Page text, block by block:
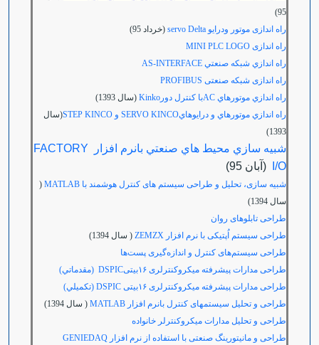
95)
راه اندازی موتور ودرایو servo Delta
(خرداد 95)
راه اندازی MINI PLC LOGO
راه اندازي شبکه صنعتي AS-INTERFACE
راه اندازی شبکه صنعتی PROFIBUS
راه اندازي موتورهاي ACبا كنترل دورKinko
(سال 1393)
راه اندازي موتورهاي و درايوهايSERVO KINCO و STEP KINCO
(سال
1393)
شبيه سازي محيط هاي صنعتي بانرم افزار FACTORY
I/O
(آبان 95)
شبیه سازی، تحلیل و طراحی سیستم های کنترل هوشمند با MATLAB
(
سال 1394)
طراحی تابلوهای روان
طراحی سیستم اُپتیکی با نرم افزار ZEMZX
( سال 1394)
طراحی سیستم‌های کنترل و اندازه‌گیری پست‌ها
طراحی مدارات پیشرفته میکروکنترلری ۱۶بیتی
DSPIC (مقدماتي)
طراحی مدارات پیشرفته میکروکنترلری ۱۶بیتی
(تکمیلي)
طراحی و تحلیل سیستمهای کنترل بانرم افزار MATLAB
( سال 1394)
طراحی و تحلیل مدارات میکروکنترلر خانواده
طراحی و مانیتورینگ صنعتی با استفاده از نرم افزار GENIEDAQ